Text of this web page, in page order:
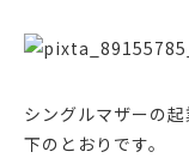
シングルマザーの
下のとおりです。